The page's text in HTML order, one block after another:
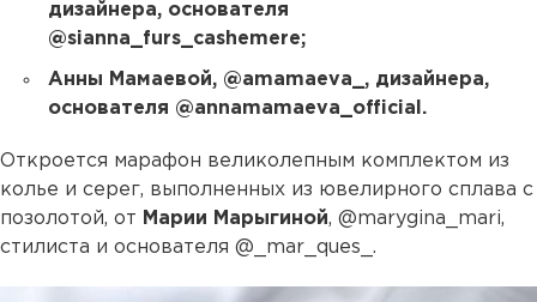
дизайнера, основателя
@sianna_furs_cashemere;
Анны Мамаевой, @amamaeva_, дизайнера,
основателя @annamamaeva_official.
Откроется марафон великолепным комплектом из
колье и серег, выполненных из ювелирного сплава с
позолотой, от Марии Марыгиной, @marygina_mari,
стилиста и основателя @_mar_ques_.